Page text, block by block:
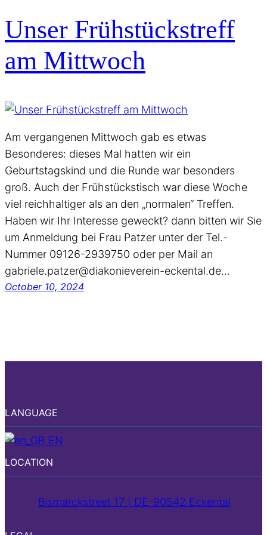
Unser Frühstückstreff
am Mittwoch
Am vergangenen Mittwoch gab es etwas
Besonderes: dieses Mal hatten wir ein
Geburtstagskind und die Runde war besonders
groß. Auch der Frühstückstisch war diese Woche
viel reichhaltiger als an den „normalen“ Treffen.
Haben wir Ihr Interesse geweckt? dann bitten wir Sie
um Anmeldung bei Frau Patzer unter der Tel.-
Nummer 09126-2939750 oder per Mail an
gabriele.patzer@diakonieverein-eckental.de…
October 10, 2024
LANGUAGE
EN
LOCATION
Bismarckstreet 17 | DE-90542 Eckental